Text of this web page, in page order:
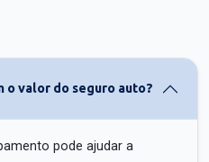
o valor do seguro auto?
pode ajudar a